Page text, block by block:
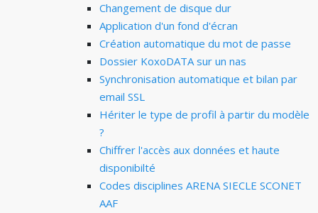
Changement de disque dur
Application d'un fond d'écran
Création automatique du mot de passe
Dossier KoxoDATA sur un nas
Synchronisation automatique et bilan par
email SSL
Hériter le type de profil à partir du modèle
?
Chiffrer l'accès aux données et haute
disponibilté
Codes disciplines ARENA SIECLE SCONET
AAF